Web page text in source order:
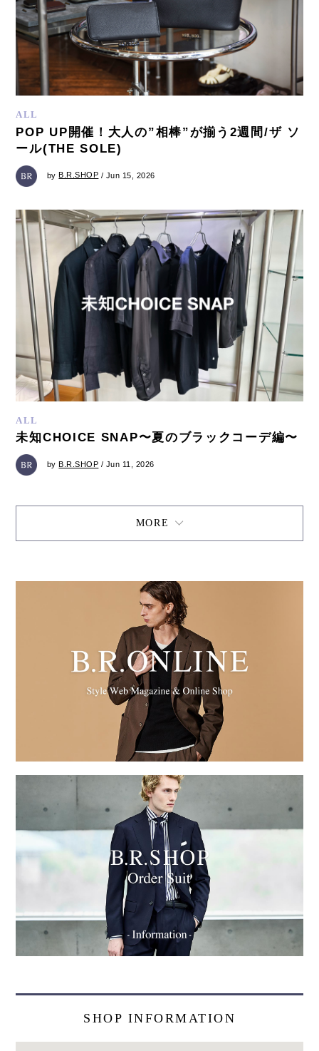
ALL
POP UP開催！大人の”相棒”が揃う2週間/ザ ソ
ール(THE SOLE)
by B.R.SHOP / Jun 15, 2026
ALL
未知CHOICE SNAP〜夏のブラックコーデ編〜
byB.R.SHOP / Jun 11, 2026
MORE
SHOP INFORMATION